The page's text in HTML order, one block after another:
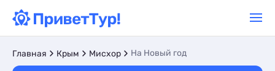
Главная Крым Мисхор На Новый год